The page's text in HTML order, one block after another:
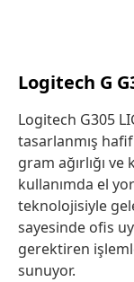
Logitech G
Logitech G305
tasarlanmış
gram ağırlığı
kullanımda el
teknolojisiyle
sayesinde ofis
gerektiren
sunuyor.